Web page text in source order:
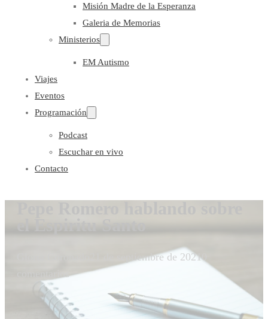
Misión Madre de la Esperanza
Galeria de Memorias
Ministerios
EM Autismo
Viajes
Eventos
Programación
Podcast
Escuchar en vivo
Contacto
el Espiritu Santo
21 de septiembre de 20210
comentarios